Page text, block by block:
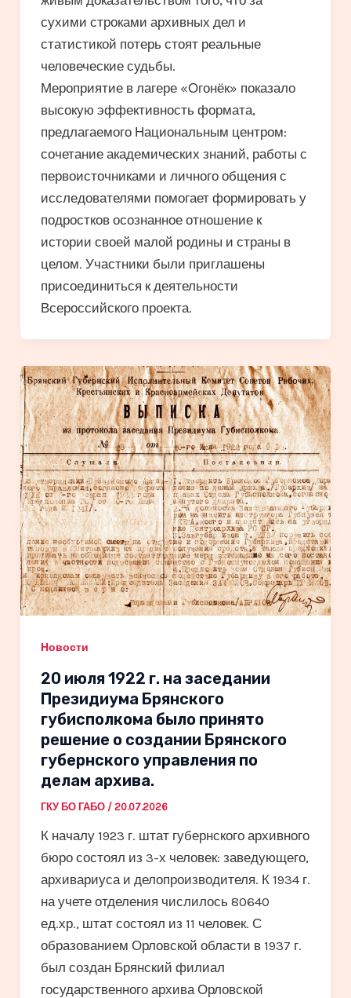
сухими строками архивных дел и
статистикой потерь стоят реальные
человеческие судьбы.
Мероприятие в лагере «Огонёк» показало
высокую эффективность формата,
предлагаемого Национальным центром:
сочетание академических знаний, работы с
первоисточниками и личного общения с
исследователями помогает формировать у
подростков осознанное отношение к
истории своей малой родины и страны в
целом. Участники были приглашены
присоединиться к деятельности
Всероссийского проекта.
Новости
20 июля 1922 г. на заседании
Президиума Брянского
губисполкома было принято
решение о создании Брянского
губернского управления по
делам архива.
ГКУ БО ГАБО / 20.07.2026
К началу 1923 г. штат губернского архивного
бюро состоял из 3-х человек: заведующего,
архивариуса и делопроизводителя. К 1934 г.
на учете отделения числилось 80640
ед.хр., штат состоял из 11 человек. С
образованием Орловской области в 1937 г.
был создан Брянский филиал
государственного архива Орловской